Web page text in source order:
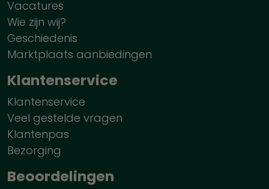
Vacatures
Wie zijn wij?
Geschiedenis
Marktplaats aanbiedingen
Klantenservice
Klantenservice
Veel gestelde vragen
Klantenpas
Bezorging
Beoordelingen